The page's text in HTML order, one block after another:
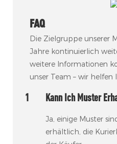
FAQ
Die Zielgruppe unserer
Jahre kontinuierlich
weitere Informationen
unser Team – wir helfen
1 Kann Ich Muster
Ja, einige Muster
erhältlich, die